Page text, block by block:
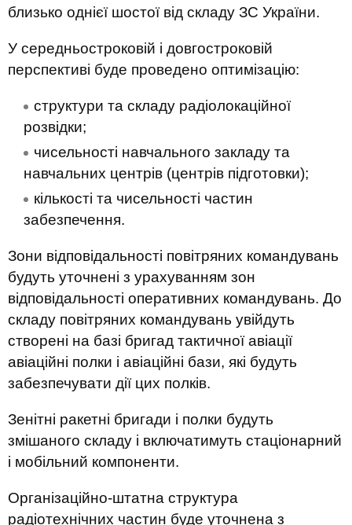
близько однієї шостої від складу ЗС України.
У середньостроковій і довгостроковій
перспективі буде проведено оптимізацію:
структури та складу радіолокаційної
розвідки;
чисельності навчального закладу та
навчальних центрів (центрів підготовки);
кількості та чисельності частин
забезпечення.
Зони відповідальності повітряних командувань
будуть уточнені з урахуванням зон
відповідальності оперативних командувань. До
складу повітряних командувань увійдуть
створені на базі бригад тактичної авіації
авіаційні полки і авіаційні бази, які будуть
забезпечувати дії цих полків.
Зенітні ракетні бригади і полки будуть
змішаного складу і включатимуть стаціонарний
і мобільний компоненти.
Організаційно-штатна структура
радіотехнічних частин буде уточнена з